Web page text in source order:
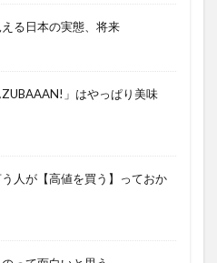
る日本の実態、将来
」はやっぱり美味
人が【高値を買う】っておか